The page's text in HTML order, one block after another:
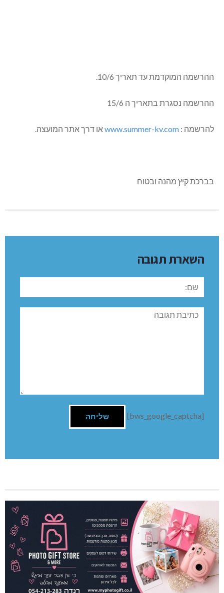
ההרשמה המוקדמת עד תאריך 10/6.
ההרשמה נסגרת בתאריך ה 15/6
להרשמה : www.summer-kv.comאו דרך אתר המועצה.
בברכת קיץ מהנה ובטוח
השארת תגובה
שם:
תגובה
[bws_google_captcha]